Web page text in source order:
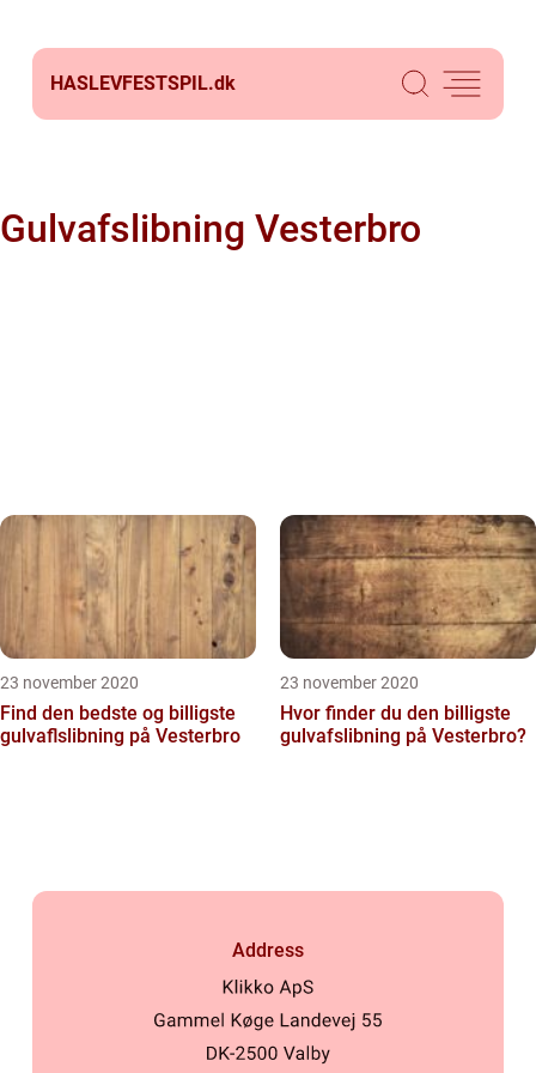
HASLEVFESTSPIL.dk
Gulvafslibning Vesterbro
23 november 2020
Find den bedste og billigste
gulvaflslibning på Vesterbro
23 november 2020
Hvor finder du den billigste
gulvafslibning på Vesterbro?
Address